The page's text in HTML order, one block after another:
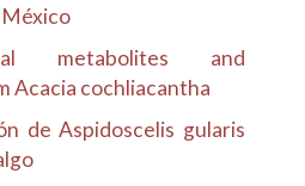
metabolites and
Acacia cochliacantha
de Aspidoscelis gularis